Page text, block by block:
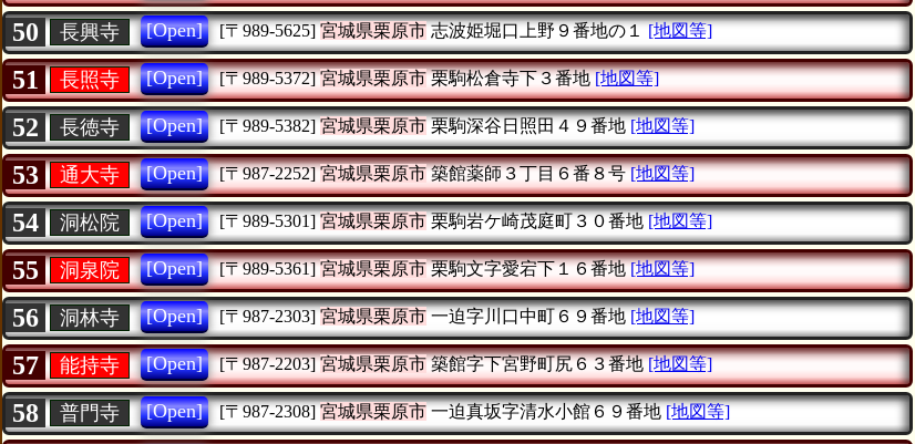
50 長興寺 [Open] [〒989-5625] 宮城県栗原市志波姫堀口上野９番地の１ [地図等]
51 長照寺 [Open] [〒989-5372] 宮城県栗原市栗駒松倉寺下３番地 [地図等]
52 長徳寺 [Open] [〒989-5382] 宮城県栗原市栗駒深谷日照田４９番地 [地図等]
53 通大寺 [Open] [〒987-2252] 宮城県栗原市築館薬師３丁目６番８号 [地図等]
54 洞松院 [Open] [〒989-5301] 宮城県栗原市栗駒岩ケ崎茂庭町３０番地 [地図等]
55 洞泉院 [Open] [〒989-5361] 宮城県栗原市栗駒文字愛宕下１６番地 [地図等]
56 洞林寺 [Open] [〒987-2303] 宮城県栗原市一迫字川口中町６９番地 [地図等]
57 能持寺 [Open] [〒987-2203] 宮城県栗原市築館字下宮野町尻６３番地 [地図等]
58 普門寺 [Open] [〒987-2308] 宮城県栗原市一迫真坂字清水小館６９番地 [地図等]